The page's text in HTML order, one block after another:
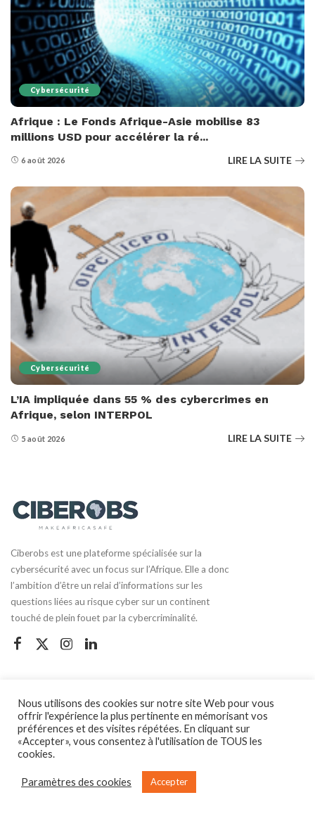
Cybersécurité
Afrique : Le Fonds Afrique-Asie mobilise 83
millions USD pour accélérer la ré...
6 août 2026 LIRE LA SUITE
Cybersécurité
L’IA impliquée dans 55 % des cybercrimes en
Afrique, selon INTERPOL
5 août 2026 LIRE LA SUITE
Ciberobs est une plateforme spécialisée sur la
cybersécurité avec un focus sur l’Afrique. Elle a donc
l’ambition d’être un relai d’informations sur les
questions liées au risque cyber sur un continent
touché de plein fouet par la cybercriminalité.
Cybersécurité
Analyse
Numérique
Notre site Web utilise des cookies pour améliorer votre expérience. En savoir
Politique de confidentialité
Nous utilisons des cookies sur notre site Web pour vous
offrir l'expérience la plus pertinente en mémorisant vos
préférences et des visites répétées. En cliquant sur
«Accepter», vous consentez à l'utilisation de TOUS les
cookies.
Paramètres des cookies Accepter